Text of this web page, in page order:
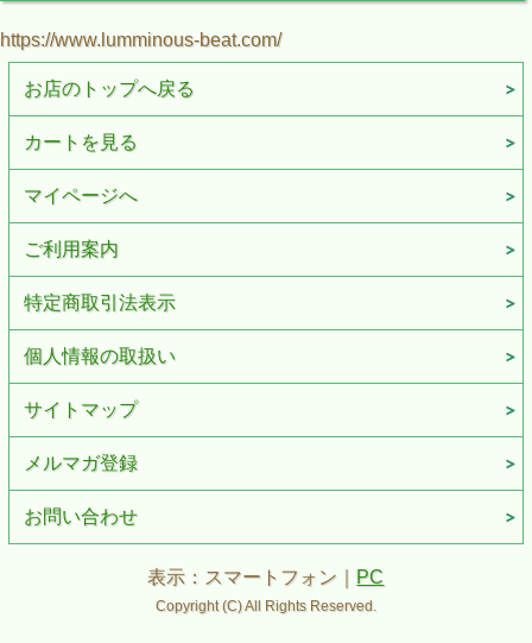
https://www.lumminous-beat.com/
お店のトップへ戻る
カートを見る
マイページへ
ご利用案内
特定商取引法表示
個人情報の取扱い
サイトマップ
メルマガ登録
お問い合わせ
表示：スマートフォン｜ PC
Copyright (C) All Rights Reserved.